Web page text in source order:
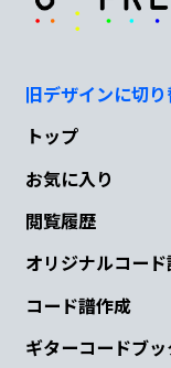
旧デザインに切り
トップ
お気に入り
閲覧履歴
オリジナルコー
コード譜作成
ギターコードブッ